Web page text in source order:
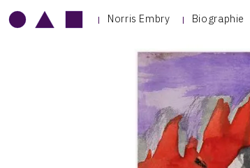
Norris Embry Biographie